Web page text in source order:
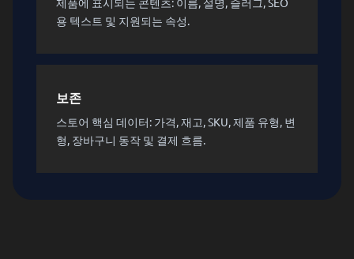
용 텍스트 및 지원되는 속성.
보존
스토어 핵심 데이터: 가격, 재고, SKU, 제품 유형, 변
형, 장바구니 동작 및 결제 흐름.